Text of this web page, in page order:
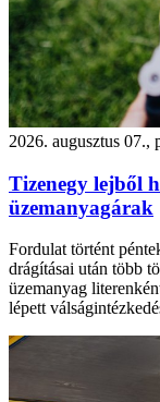
2026. augusztus 07.,
Tizenegy lejből
üzemanyagárak
Fordulat történt
drágításai után több
üzemanyag
lépett